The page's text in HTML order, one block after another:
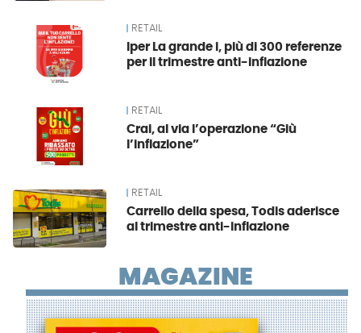
RETAIL
Iper La grande i, più di 300 referenze
per il trimestre anti-inflazione
RETAIL
Crai, al via l’operazione “Giù
l’inflazione”
RETAIL
Carrello della spesa, Todis aderisce
al trimestre anti-inflazione
MAGAZINE